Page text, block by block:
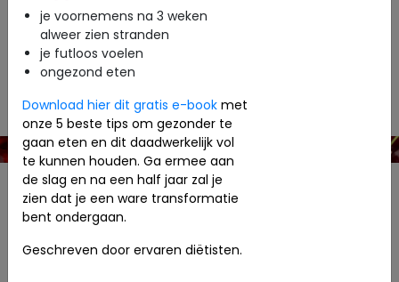
nieuw eetpatroon samenstellen dat bij jou past. Je zult
er in alle opzichten profijt van hebben.
We helpen je graag hiermee verder.
Contact
06-43577459
je voornemens na 3 weken
alweer zien stranden
je futloos voelen
ongezond eten
Download hier dit gratis e-book met
onze 5 beste tips om gezonder te
gaan eten en dit daadwerkelijk vol
te kunnen houden. Ga ermee aan
de slag en na een half jaar zal je
zien dat je een ware transformatie
bent ondergaan.
Geschreven door ervaren diëtisten.